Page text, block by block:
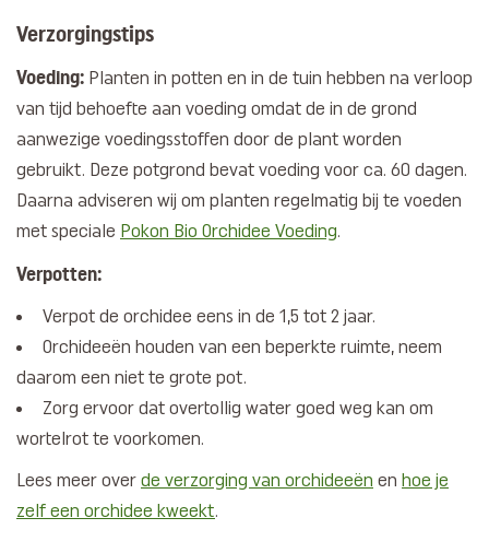
Verzorgingstips
Voeding: Planten in potten en in de tuin hebben na verloop
van tijd behoefte aan voeding omdat de in de grond
aanwezige voedingsstoffen door de plant worden
gebruikt. Deze potgrond bevat voeding voor ca. 60 dagen.
Daarna adviseren wij om planten regelmatig bij te voeden
met speciale Pokon Bio Orchidee Voeding.
Verpotten:
Verpot de orchidee eens in de 1,5 tot 2 jaar.
Orchideeën houden van een beperkte ruimte, neem
daarom een niet te grote pot.
Zorg ervoor dat overtollig water goed weg kan om
wortelrot te voorkomen.
Lees meer over de verzorging van orchideeën en hoe je
zelf een orchidee kweekt.